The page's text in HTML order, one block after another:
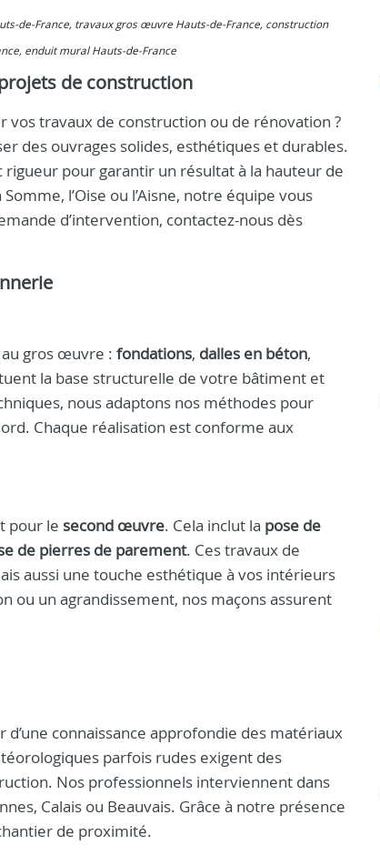
de-France, travaux gros œuvre Hauts-de-France, construction
enduit mural Hauts-de-France
de construction
vos travaux de construction ou de rénovation ?
des ouvrages solides, esthétiques et durables.
rigueur pour garantir un résultat à la hauteur de
l’Oise ou l’Aisne, notre équipe vous
d’intervention, contactez-nous dès
au gros œuvre : fondations, dalles en béton,
la base structurelle de votre bâtiment et
nous adaptons nos méthodes pour
Chaque réalisation est conforme aux
pour le second œuvre. Cela inclut la pose de
de pierres de parement. Ces travaux de
aussi une touche esthétique à vos intérieurs
ou un agrandissement, nos maçons assurent
d’une connaissance approfondie des matériaux
parfois rudes exigent des
Nos professionnels interviennent dans
Calais ou Beauvais. Grâce à notre présence
de proximité.